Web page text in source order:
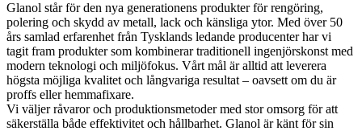
Glanol står för den nya generationens produkter för rengöring,
polering och skydd av metall, lack och känsliga ytor. Med över 50
års samlad erfarenhet från Tysklands ledande producenter har vi
tagit fram produkter som kombinerar traditionell ingenjörskonst med
modern teknologi och miljöfokus. Vårt mål är alltid att leverera
högsta möjliga kvalitet och långvariga resultat – oavsett om du är
proffs eller hemmafixare.
Vi väljer råvaror och produktionsmetoder med stor omsorg för att
säkerställa både effektivitet och hållbarhet. Glanol är känt för sin